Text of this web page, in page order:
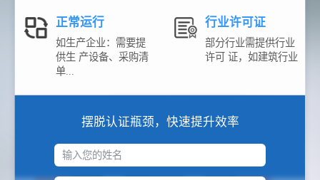
正常运行
如生产企业：需要提
供生 产设备、采购清
单...
行业许可证
部分行业需提供行业
许可 证，如建筑行业
摆脱认证瓶颈，快速提升效率
输入您的姓名